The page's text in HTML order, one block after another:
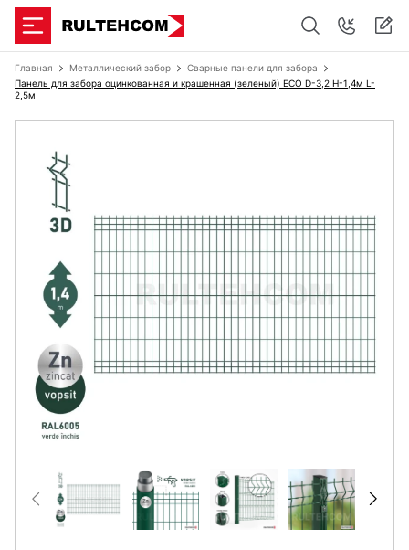
Главная Металлический забор
Сварные панели для забора
Панель для забора оцинкованная и крашенная (зеленый) ECO D-3,2 H-1,4м L-
2,5м